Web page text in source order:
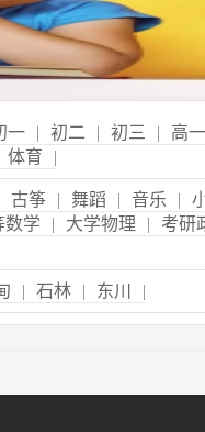
一 | 初二 | 初三 | 高一
体育 |
古筝 | 舞蹈 | 音乐 |
数学 | 大学物理 | 考研
| 石林 | 东川 |